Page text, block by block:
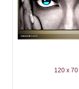
120 x 70